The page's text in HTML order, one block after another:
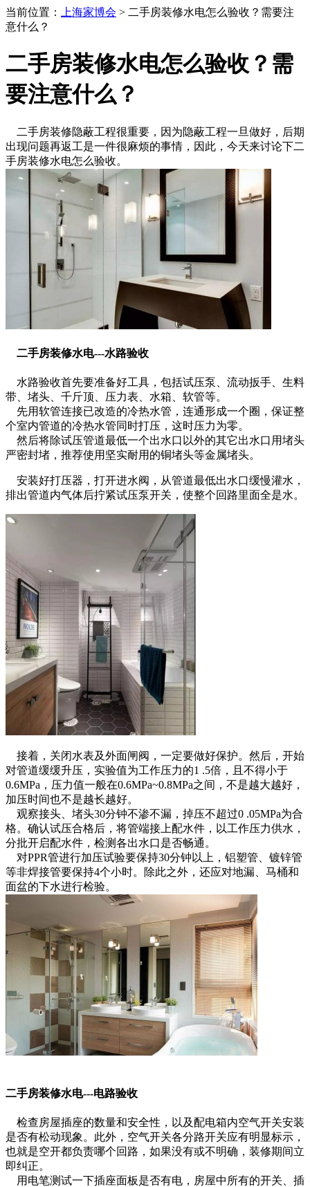
当前位置： 上海家博会 > 二手房装修水电怎么验收？需要注
意什么？
二手房装修水电怎么验收？需
要注意什么？
二手房装修隐蔽工程很重要，因为隐蔽工程一旦做好，后期
出现问题再返工是一件很麻烦的事情，因此，今天来讨论下二
手房装修水电怎么验收。
二手房装修水电---水路验收
水路验收首先要准备好工具，包括试压泵、流动扳手、生料
带、堵头、千斤顶、压力表、水箱、软管等。
先用软管连接已改造的冷热水管，连通形成一个圈，保证整
个室内管道的冷热水管同时打压，这时压力为零。
然后将除试压管道最低一个出水口以外的其它出水口用堵头
严密封堵，推荐使用坚实耐用的铜堵头等金属堵头。
安装好打压器，打开进水阀，从管道最低出水口缓慢灌水，
排出管道内气体后拧紧试压泵开关，使整个回路里面全是水。
接着，关闭水表及外面闸阀，一定要做好保护。然后，开始
对管道缓缓升压，实验值为工作压力的1 .5倍，且不得小于
0.6MPa，压力值一般在0.6MPa~0.8MPa之间，不是越大越好，
加压时间也不是越长越好。
观察接头、堵头30分钟不渗不漏，掉压不超过0 .05MPa为合
格。确认试压合格后，将管端接上配水件，以工作压力供水，
分批开启配水件，检测各出水口是否畅通。
对PPR管进行加压试验要保持30分钟以上，铝塑管、镀锌管
等非焊接管要保持4个小时。除此之外，还应对地漏、马桶和
面盆的下水进行检验。
二手房装修水电---电路验收
检查房屋插座的数量和安全性，以及配电箱内空气开关安装
是否有松动现象。此外，空气开关各分路开关应有明显标示，
也就是空开都负责哪个回路，如果没有或不明确，装修期间立
即纠正。
用电笔测试一下插座面板是否有电，房屋中所有的开关、插